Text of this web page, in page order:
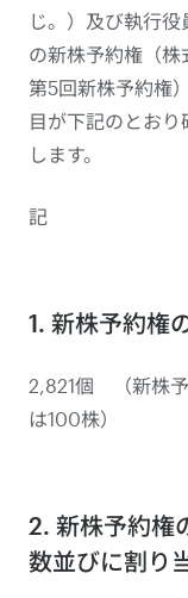
じ。）及び執行
の新株予約権（
第5回新株予約権
目が下記のとお
します。
記
1. 新株予約権
2,821個 （新株予
は100株）
2. 新株予約権
数並びに割り